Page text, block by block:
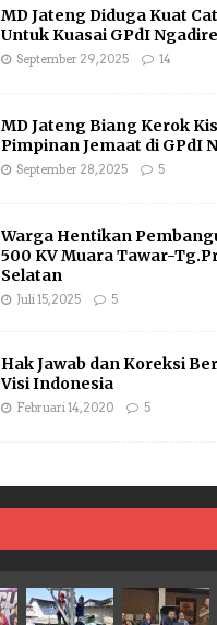
MD Jateng Diduga Kuat
Untuk Kuasai GPdI
September 29, 2025 14
MD Jateng Biang Kerok
Pimpinan Jemaat di GPdI
September 28, 2025 5
Warga Hentikan
500 KV Muara Tawar-
Selatan
Juli 15, 2025 5
Hak Jawab dan Koreksi
Visi Indonesia
Februari 14, 2020 5